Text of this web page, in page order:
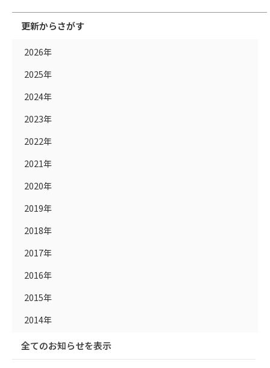
更新からさがす
2026年
2025年
2024年
2023年
2022年
2021年
2020年
2019年
2018年
2017年
2016年
2015年
2014年
全てのお知らせを表示